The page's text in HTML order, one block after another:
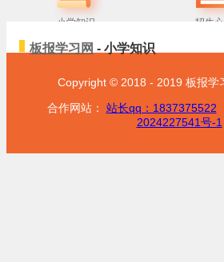
小学知识 招生
板报学习网 - 小学知识
Copyright © 2018 - 2019 板报
合作网站：
站长qq：1837375522
2024227541号-1